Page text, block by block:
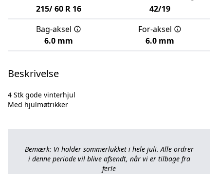
215/ 60 R 16
42/19
Bag-aksel
6.0 mm
For-aksel
6.0 mm
Beskrivelse
4 Stk gode vinterhjul
Bemærk: Vi holder sommerlukket i hele juli. Alle ordrer
i denne periode vil blive afsendt, når vi er tilbage fra
ferie